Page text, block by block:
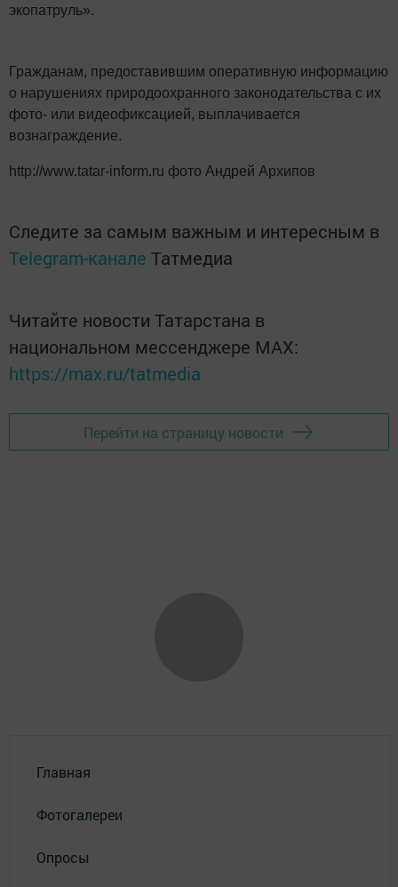
экопатруль».
Гражданам, предоставившим оперативную информацию
о нарушениях природоохранного законодательства с их
фото- или видеофиксацией, выплачивается
вознаграждение.
http://www.tatar-inform.ru фото Андрей Архипов
Следите за самым важным и интересным в
Telegram-канале Татмедиа
Читайте новости Татарстана в
национальном мессенджере MАХ:
https://max.ru/tatmedia
Перейти на страницу новости
Главная
Фотогалереи
Опросы